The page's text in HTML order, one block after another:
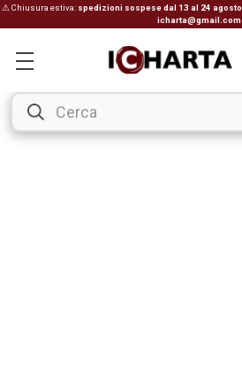
⚠ Chiusura estiva: spedizioni sospese dal 13 al 24 agosto
icharta@gmail.com